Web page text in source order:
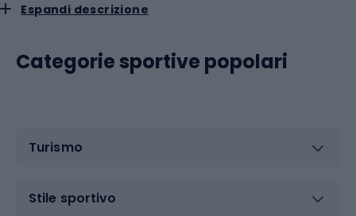
robusti e garantire un buon controllo del pesce durante
la carpa ha abboccato. Richiede abilità ed esperienza
per stanare efficacemente il pesce e portarlo a riva
specchio d'acqua. È un metodo molto diffuso tra i
l'uso di un feeder, che viene riempito di groundbait e
Espandi descrizione
Categorie sportive popolari
Turismo
Stile sportivo